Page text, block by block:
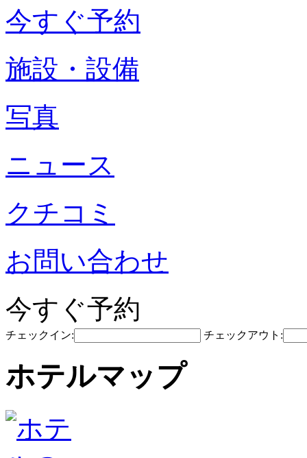
今すぐ予約
施設・設備
写真
ニュース
クチコミ
お問い合わせ
今すぐ予約
チェックイン: チェックアウト:
ホテルマップ